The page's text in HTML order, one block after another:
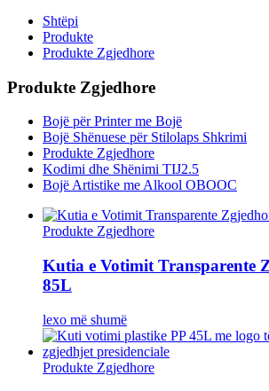
Shtëpi
Produkte
Produkte Zgjedhore
Produkte Zgjedhore
Bojë për Printer me Bojë
Bojë Shënuese për Stilolaps Shkrimi
Produkte Zgjedhore
Kodimi dhe Shënimi TIJ2.5
Bojë Artistike me Alkool OBOOC
Produkte Zgjedhore
Kutia e Votimit Transparente
85L
lexo më shumë
Produkte Zgjedhore